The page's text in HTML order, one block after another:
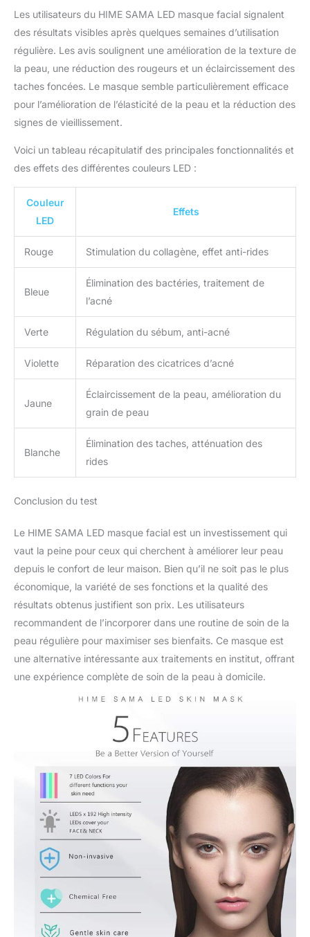
satisfaction de 30 jours.
Notre service clientèle
traitera toutes vos
demandes dans les 12
heures ouvrables.
(Remarque: les résultats
et la durée peuvent varier
en fonction des
Les utilisateurs du HIME SAMA LED masque facial signalent
des résultats visibles après quelques semaines d’utilisation
régulière. Les avis soulignent une amélioration de la texture de
la peau, une réduction des rougeurs et un éclaircissement des
taches foncées. Le masque semble particulièrement efficace
pour l’amélioration de l’élasticité de la peau et la réduction des
signes de vieillissement.
Voici un tableau récapitulatif des principales fonctionnalités et
des effets des différentes couleurs LED :
Couleur
LED
Effets
Rouge Stimulation du collagène, effet anti-rides
Bleue
Élimination des bactéries, traitement de
l’acné
Verte Régulation du sébum, anti-acné
Violette Réparation des cicatrices d’acné
Jaune
Éclaircissement de la peau, amélioration du
grain de peau
Blanche
Élimination des taches, atténuation des
rides
Conclusion du test
Le HIME SAMA LED masque facial est un investissement qui
vaut la peine pour ceux qui cherchent à améliorer leur peau
depuis le confort de leur maison. Bien qu’il ne soit pas le plus
économique, la variété de ses fonctions et la qualité des
résultats obtenus justifient son prix. Les utilisateurs
recommandent de l’incorporer dans une routine de soin de la
peau régulière pour maximiser ses bienfaits. Ce masque est
une alternative intéressante aux traitements en institut, offrant
une expérience complète de soin de la peau à domicile.